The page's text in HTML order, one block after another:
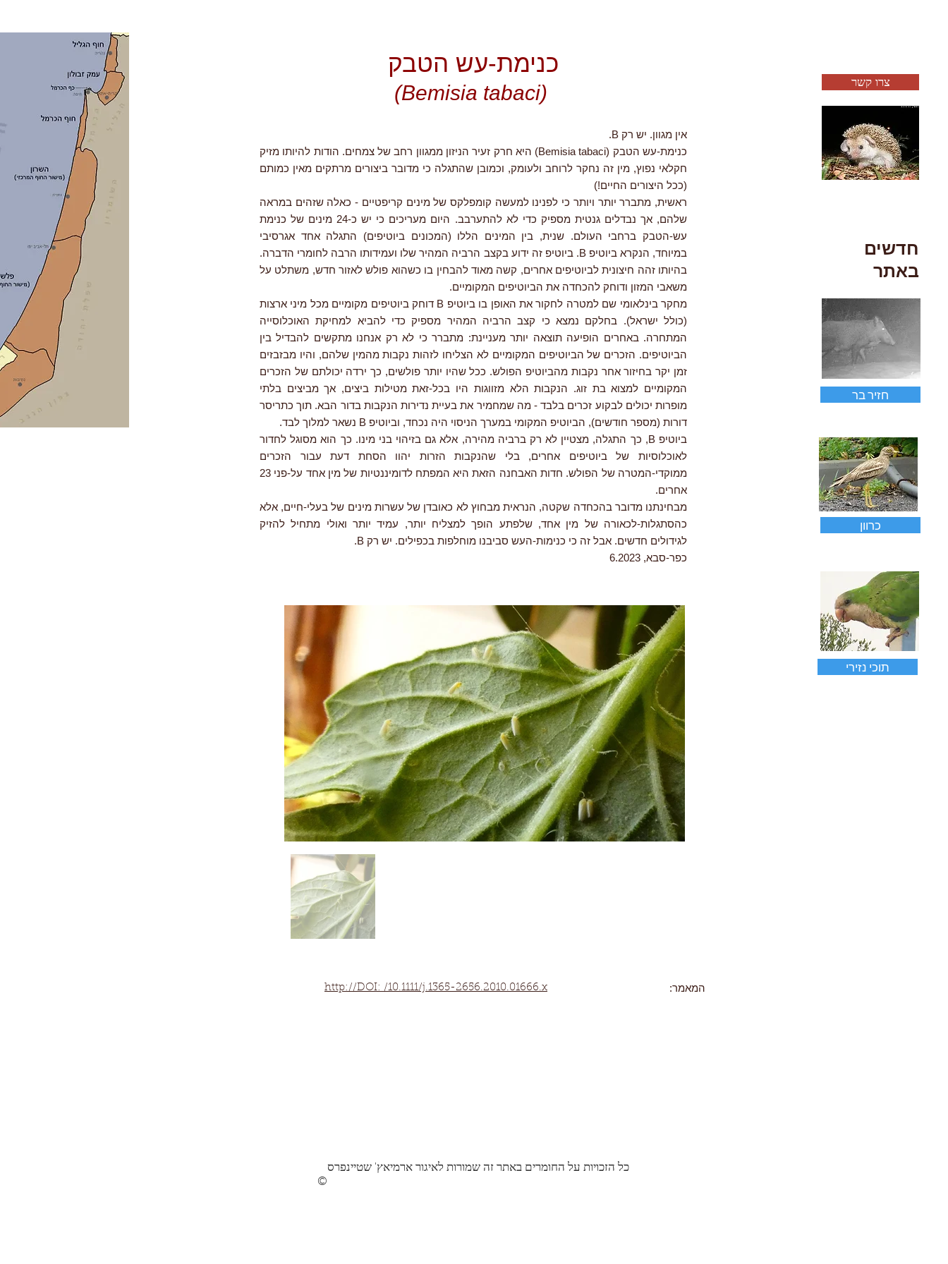
כנימת-עש הטבק
(Bemisia tabaci)
אין מגוון. יש רק B.
כנימת-עש הטבק (Bemisia tabaci) היא חרק זעיר הניזון ממגוון רחב של צמחים. הודות להיותו מזיק
חקלאי נפוץ, מין זה נחקר לרוחב ולעומק, וכמובן שהתגלה כי מדובר ביצורים מרתקים מאין כמותם
(ככל היצורים החיים!)
ראשית, מתברר יותר ויותר כי לפנינו למעשה קומפלקס של מינים קריפטיים - כאלה שזהים במראה
שלהם, אך נבדלים גנטית מספיק כדי לא להתערבב. היום מעריכים כי יש כ-24 מינים של כנימת
עש-הטבק ברחבי העולם. שנית, בין המינים הללו (המכונים ביוטיפים) התגלה אחד אגרסיבי
במיוחד, הנקרא ביוטיפ B. ביוטיפ זה ידוע בקצב הרביה המהיר שלו ועמידותו הרבה לחומרי הדברה.
בהיותו זהה חיצונית לביוטיפים אחרים, קשה מאוד להבחין בו כשהוא פולש לאזור חדש, משתלט על
משאבי המזון ודוחק להכחדה את הביוטיפים המקומיים.
מחקר בינלאומי שם למטרה לחקור את האופן בו ביוטיפ B דוחק ביוטיפים מקומיים מכל מיני ארצות
(כולל ישראל). בחלקם נמצא כי קצב הרביה המהיר מספיק כדי להביא למחיקת האוכלוסייה
המתחרה. באחרים הופיעה תוצאה יותר מעניינת: מתברר כי לא רק אנחנו מתקשים להבדיל בין
הביוטיפים. הזכרים של הביוטיפים המקומיים לא הצליחו לזהות נקבות מהמין שלהם, והיו מבזבזים
זמן יקר בחיזור אחר נקבות מהביוטיפ הפולש. ככל שהיו יותר פולשים, כך ירדה יכולתם של הזכרים
המקומיים למצוא בת זוג. הנקבות הלא מזווגות היו בכל-זאת מטילות ביצים, אך מביצים בלתי
מופרות יכולים לבקוע זכרים בלבד - מה שמחמיר את בעיית נדירות הנקבות בדור הבא. תוך כתריסר
דורות (מספר חודשים), הביוטיפ המקומי במערך הניסוי היה נכחד, וביוטיפ B נשאר למלוך לבד.
ביוטיפ B, כך התגלה, מצטיין לא רק ברביה מהירה, אלא גם בזיהוי בני מינו. כך הוא מסוגל לחדור
לאוכלוסיות של ביוטיפים אחרים, בלי שהנקבות הזרות יהוו הסחת דעת עבור הזכרים
ממוקדי-המטרה של הפולש. חדות האבחנה הזאת היא המפתח לדומיננטיות של מין אחד על-פני 23
אחרים.
מבחינתנו מדובר בהכחדה שקטה, הנראית מבחוץ לא כאובדן של עשרות מינים של בעלי-חיים, אלא
כהסתגלות-לכאורה של מין אחד, שלפתע הופך למצליח יותר, עמיד יותר ואולי מתחיל להזיק
לגידולים חדשים. אבל זה כי כנימות-העש סביבנו מוחלפות בכפילים. יש רק B.
כפר-סבא, 6.2023
http://DOI: /10.1111/j.1365-2656.2010.01666.x המאמר:
צרו קשר
כרוון
חזיר בר
חדשים
באתר
תוכי נזירי
©